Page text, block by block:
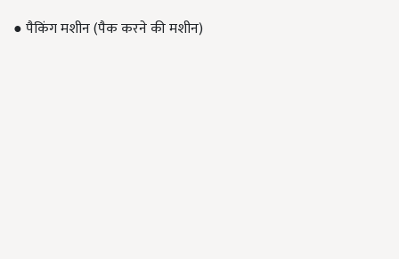
● पैकिंग मशीन (पैक करने की मशीन)